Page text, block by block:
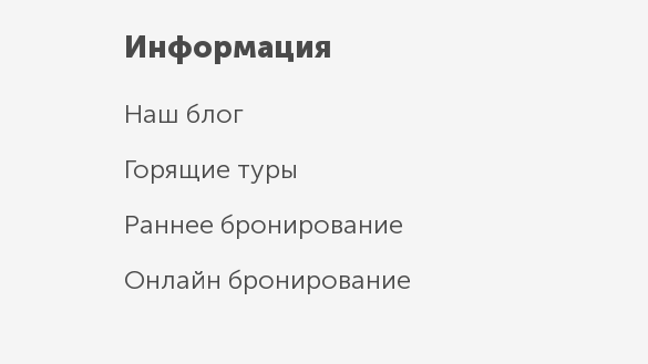
Информация
Наш блог
Горящие туры
Раннее бронирование
Онлайн бронирование